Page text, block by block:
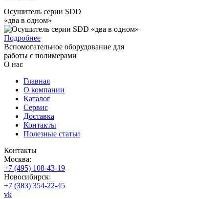
Осушитель серии SDD
«два в одном»
Подробнее
Вспомогательное оборудование для
работы с полимерами
О нас
Главная
О компании
Каталог
Сервис
Доставка
Контакты
Полезные статьи
Контакты
Москва:
+7 (495) 108-43-19
Новосибирск:
+7 (383) 354-22-45
vk